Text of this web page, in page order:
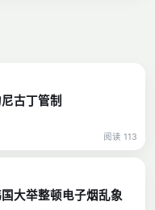
古丁管制
阅读 113
大举整顿电子烟乱象